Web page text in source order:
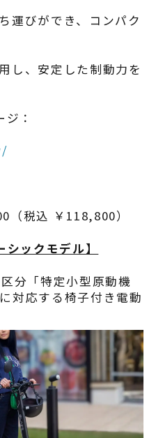
運びができ、コンパク
し、安定した制動力を
：
（税込 ￥118,800）
ックモデル】
分「特定小型原動機
対応する椅子付き電動